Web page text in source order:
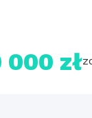
000 zł